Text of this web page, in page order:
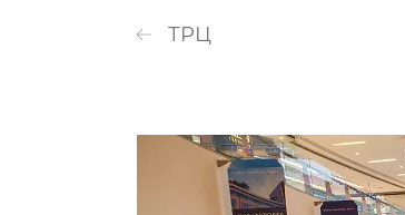
ТРЦ